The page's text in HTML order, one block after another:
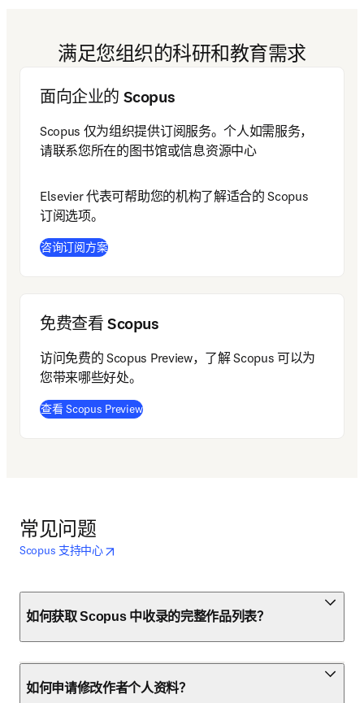
满足您组织的科研和教育需求
面向企业的 Scopus
Scopus 仅为组织提供订阅服务。个人如需服务，
请联系您所在的图书馆或信息资源中心
Elsevier 代表可帮助您的机构了解适合的 Scopus
订阅选项。
咨询订阅方案(
免费查看 Scopus
访问免费的 Scopus Preview，了解 Scopus 可以为
您带来哪些好处。
查看 Scopus Preview(
常见问题
Scopus 支持中心在新的选项卡/窗口中打开
opens in new tab/window
如何获取 Scopus 中收录的完整作品列表？
如何申请修改作者个人资料？